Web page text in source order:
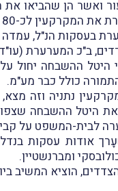
הנ"ל, עמדה על סך של
ב"כ המערערת
היטל ההשבחה יחול
כולל כבר מע"מ.
נתניה וזה
היטל ההשבחה שצפוי
ומברנשטיין.